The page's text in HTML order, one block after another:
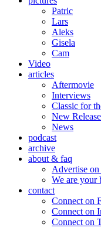
Patric
Lars
Aleks
Gisela
Cam
Video
articles
Aftermovie
Interviews
Classic for
New
News
podcast
archive
about & faq
Advertise on
We are your
contact
Connect on
Connect on
Connect on